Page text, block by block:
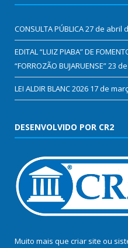
CONSULTA PÚBLICA27 de abril
EDITAL “LUIZ PIABA” DE
“FORROZÃO BUJARUENSE”23
LEI ALDIR BLANC 2026 17 de
DESENVOLVIDO POR CR2
Muito mais que criar site ou